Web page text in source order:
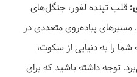
قلب تپنده لفور، جنگل‌های
مسیرهای پیاده‌روی متعددی در
را به دنیایی از سکوت،
توجه داشته باشید که برای